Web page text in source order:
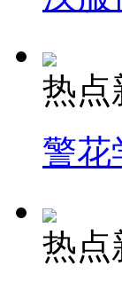
热点
警花
热点